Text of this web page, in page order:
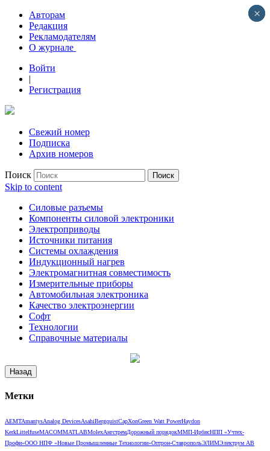
Авторам
Редакция
Рекламодателям
О журнале
Войти
|
Регистрация
Свежий номер
Подписка
Архив номеров
Поиск
Skip to content
Силовые разъемы
Компоненты силовой электроники
Электроприводы
Источники питания
Системы охлаждения
Индукционный нагрев
Электромагнитная совместимость
Измерительные приборы
Автомобильная электроника
Качество электроэнергии
Софт
Технологии
Справочные материалы
Метки
AEMTAmantysAnalog DevicesAsahiBergquistCapXonGreen Watt PowerHaydon
KerkLittelfuseMACOMMATLABMolexАнгстремДорожный порядокММП-ИрбисНПП «Учтех-
Профи»ООО НПФ «Новые Промышленные Технологии»Оптрон-СтавропольЭЛИМЭлектрум АВ
×
×